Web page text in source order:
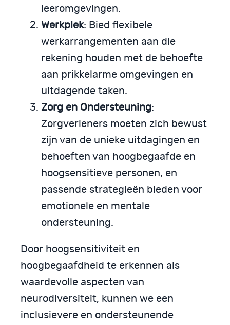
leeromgevingen.
Werkplek: Bied flexibele
werkarrangementen aan die
rekening houden met de behoefte
aan prikkelarme omgevingen en
uitdagende taken.
Zorg en Ondersteuning:
Zorgverleners moeten zich bewust
zijn van de unieke uitdagingen en
behoeften van hoogbegaafde en
hoogsensitieve personen, en
passende strategieën bieden voor
emotionele en mentale
ondersteuning.
Door hoogsensitiviteit en
hoogbegaafdheid te erkennen als
waardevolle aspecten van
neurodiversiteit, kunnen we een
inclusievere en ondersteunende